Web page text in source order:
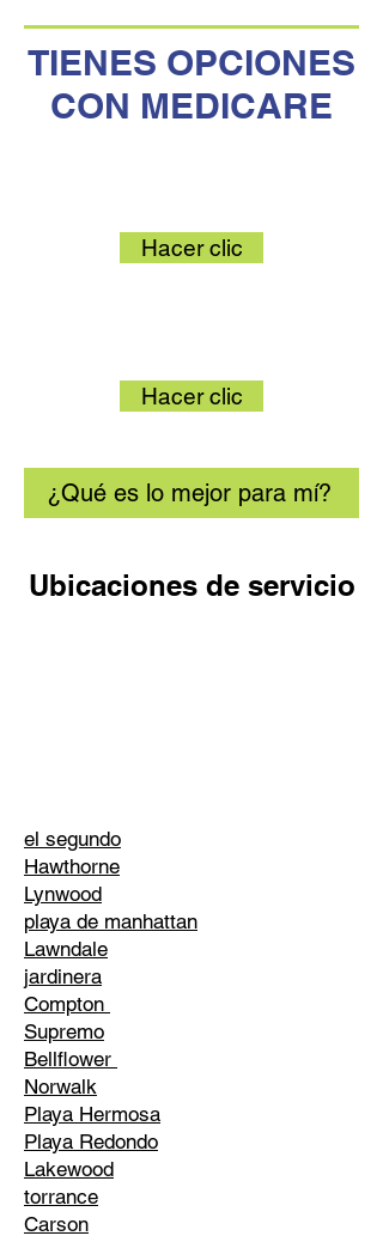
TIENES OPCIONES
CON MEDICARE
Hacer clic
Hacer clic
¿Qué es lo mejor para mí?
Ubicaciones de servicio
el segundo
Hawthorne
Lynwood
playa de manhattan
Lawndale
jardinera
Compton
Supremo
Bellflower
Norwalk
Playa Hermosa
Playa Redondo
Lakewood
torrance
Carson